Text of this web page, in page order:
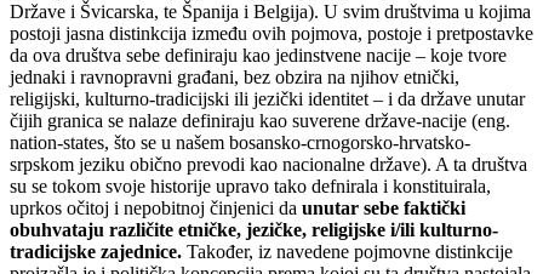
Države i Švicarska, te Španija i Belgija). U svim društvima u kojima
postoji jasna distinkcija između ovih pojmova, postoje i pretpostavke
da ova društva sebe definiraju kao jedinstvene nacije – koje tvore
jednaki i ravnopravni građani, bez obzira na njihov etnički,
religijski, kulturno-tradicijski ili jezički identitet – i da države unutar
čijih granica se nalaze definiraju kao suverene države-nacije (eng.
nation-states, što se u našem bosansko-crnogorsko-hrvatsko-
srpskom jeziku obično prevodi kao nacionalne države). A ta društva
su se tokom svoje historije upravo tako defnirala i konstituirala,
uprkos očitoj i nepobitnoj činjenici da unutar sebe faktički
obuhvataju različite etničke, jezičke, religijske i/ili kulturno-
tradicijske zajednice. Također, iz navedene pojmovne distinkcije